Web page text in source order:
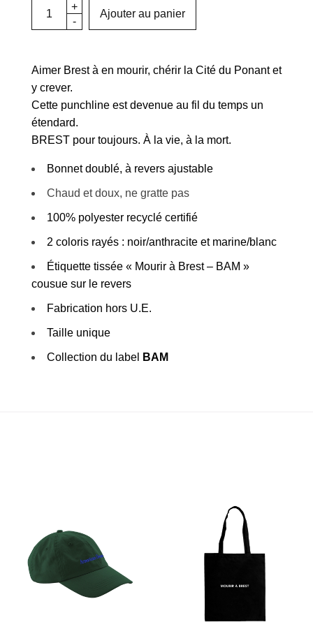
Ajouter au panier
Aimer Brest à en mourir, chérir la Cité du Ponant et
y crever.
Cette punchline est devenue au fil du temps un
étendard.
BREST pour toujours. À la vie, à la mort.
Bonnet doublé, à revers ajustable
Chaud et doux, ne gratte pas
100% polyester recyclé certifié
2 coloris rayés : noir/anthracite et marine/blanc
Étiquette tissée « Mourir à Brest – BAM »
cousue sur le revers
Fabrication hors U.E.
Taille unique
Collection du label BAM